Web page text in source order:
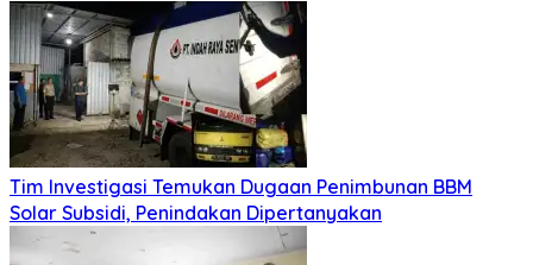
Tim Investigasi Temukan Dugaan Penimbunan BBM
Solar Subsidi, Penindakan Dipertanyakan